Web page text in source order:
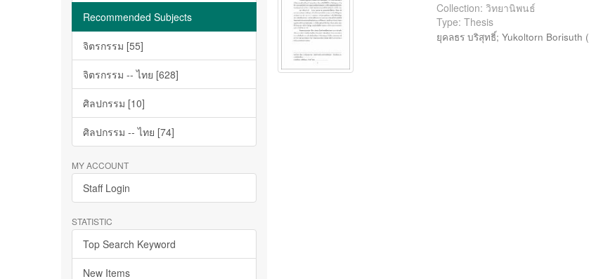
Recommended Subjects
จิตรกรรม [55]
จิตรกรรม -- ไทย [628]
ศิลปกรรม [10]
ศิลปกรรม -- ไทย [74]
MY ACCOUNT
Staff Login
STATISTIC
Top Search Keyword
New Items
Collection: วิทยานิพนธ์
Type: Thesis
ยุคลธร บริสุทธิ์;Yukoltorn Borisuth (